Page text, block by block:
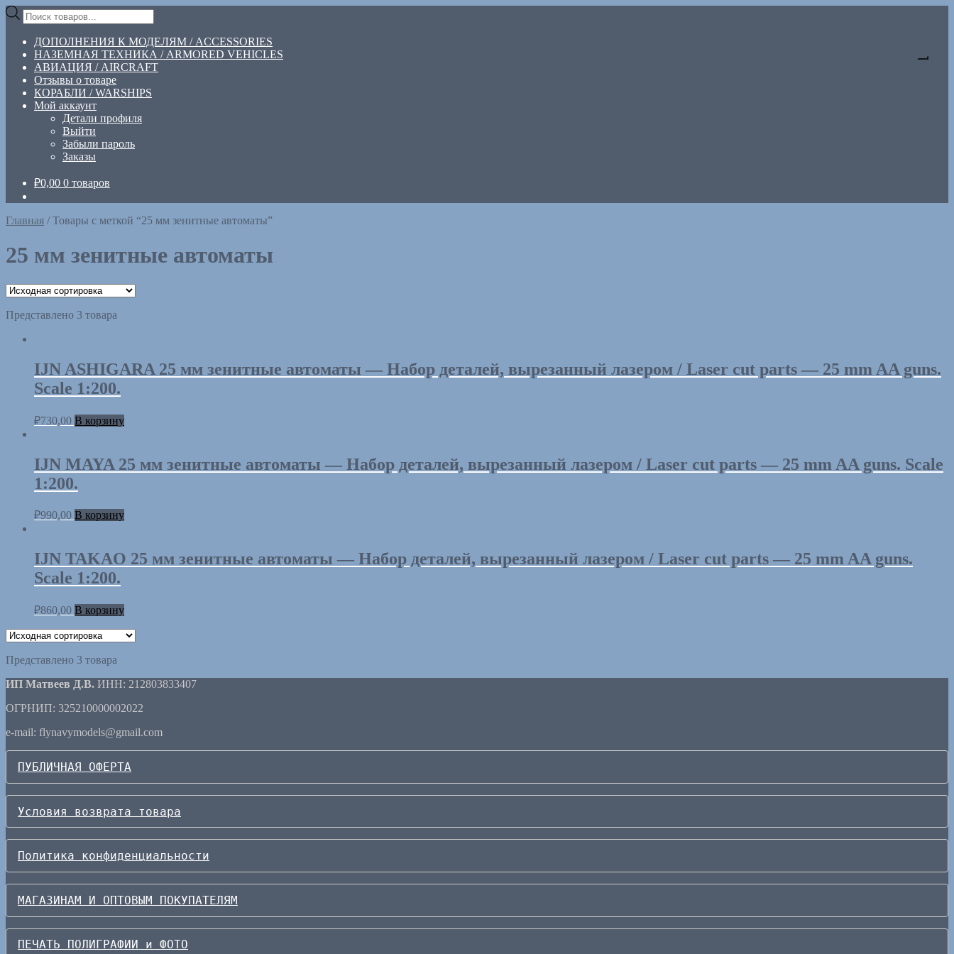
Перейти
навигации
Перейти
содержимому
Поиск
товаров
ДОПОЛНЕНИЯ К МОДЕЛЯМ / ACCESSORIES
НАЗЕМНАЯ ТЕХНИКА / ARMORED VEHICLES
АВИАЦИЯ / AIRCRAFT
Отзывы о товаре
КОРАБЛИ / WARSHIPS
Мой аккаунт
Детали профиля
Выйти
Забыли пароль
Заказы
₽0,00 0 товаров
Главная /Товары с меткой “25 мм зенитные автоматы”
25 мм зенитные автоматы
Представлено 3 товара
IJN ASHIGARA 25 мм зенитные автоматы — Набор деталей, вырезанный лазером / Laser cut parts — 25 mm AA guns.
Scale 1:200.
₽730,00 В корзину
IJN MAYA 25 мм зенитные автоматы — Набор деталей, вырезанный лазером / Laser cut parts — 25 mm AA guns. Scale
1:200.
₽990,00 В корзину
IJN TAKAO 25 мм зенитные автоматы — Набор деталей, вырезанный лазером / Laser cut parts — 25 mm AA guns.
Scale 1:200.
₽860,00 В корзину
Представлено 3 товара
ИП Матвеев Д.В. ИНН: 212803833407
ОГРНИП: 325210000002022
e-mail: flynavymodels@gmail.com
ПУБЛИЧНАЯ ОФЕРТА
Условия возврата товара
Политика конфиденциальности
МАГАЗИНАМ И ОПТОВЫМ ПОКУПАТЕЛЯМ
ПЕЧАТЬ ПОЛИГРАФИИ и ФОТО